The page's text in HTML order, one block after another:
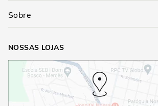
Sobre
NOSSAS LOJAS